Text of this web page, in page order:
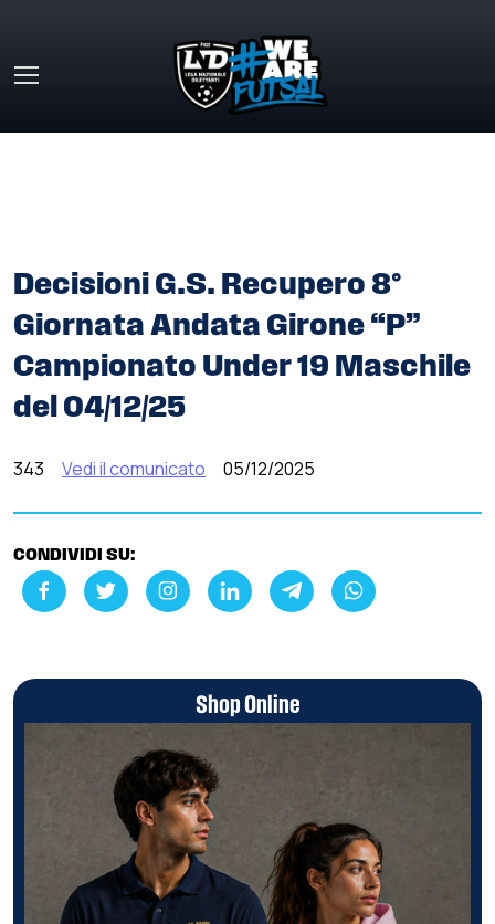
Decisioni G.S. Recupero 8°
Giornata Andata Girone “P”
Campionato Under 19 Maschile
del 04/12/25
343 Vedi il comunicato 05/12/2025
CONDIVIDI SU:
Shop Online